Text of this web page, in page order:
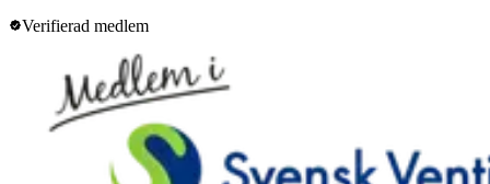
Verifierad medlem